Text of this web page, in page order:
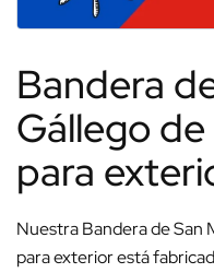
Bandera
Gállego
para
Nuestra Bandera de San
para exterior está